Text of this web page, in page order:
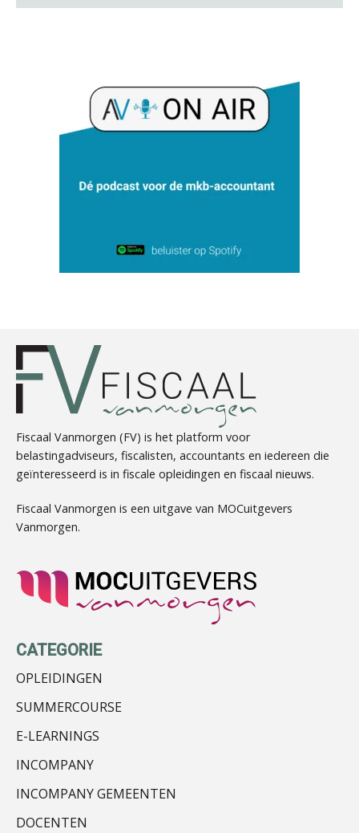
Bernard Schols
Hans Tabak
Herman van Kesteren
Fiscaal Vanmorgen (FV) is het platform voor
belastingadviseurs, fiscalisten, accountants en iedereen die
geïnteresseerd is in fiscale opleidingen en fiscaal nieuws.
Fiscaal Vanmorgen is een uitgave van MOCuitgevers
Vanmorgen.
CATEGORIE
OPLEIDINGEN
SUMMERCOURSE
E-LEARNINGS
INCOMPANY
INCOMPANY GEMEENTEN
DOCENTEN